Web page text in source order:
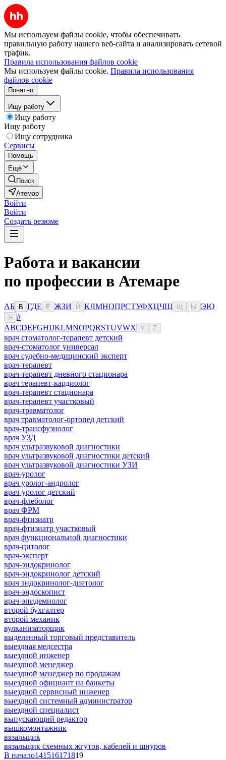
Мы используем файлы cookie, чтобы обеспечивать
правильную работу нашего веб-сайта и анализировать сетевой
трафик.
Правила использования файлов cookie
Мы используем файлы cookie. Правила использования
файлов cookie
Понятно
Ищу работу
Ищу работу
Ищу работу
Ищу сотрудника
Сервисы
Помощь
Ещё
Поиск
Атемар
Войти
Войти
Создать резюме
Работа и вакансии
по профессии в Атемаре
АБ В ГДЕ Ё ЖЗИ Й КЛМНОПРСТУФХЦЧШ Ы ЭЮ
Я
#
ABCDEFGHIJKLMNOPQRSTUVWX Y Z
врач стоматолог-терапевт детский
врач-стоматолог универсал
врач судебно-медицинский эксперт
врач-терапевт
врач-терапевт дневного стационара
врач терапевт-кардиолог
врач-терапевт стационара
врач-терапевт участковый
врач-травматолог
врач травматолог-ортопед детский
врач-трансфузиолог
врач УЗД
врач ультразвуковой диагностики
врач ультразвуковой диагностики детский
врач ультразвуковой диагностики УЗИ
врач-уролог
врач уролог-андролог
врач-уролог детский
врач-флеболог
врач ФРМ
врач-фтизиатр
врач-фтизиатр участковый
врач функциональной диагностики
врач-цитолог
врач-эксперт
врач-эндокринолог
врач-эндокринолог детский
врач эндокринолог-диетолог
врач-эндоскопист
врач-эпидемиолог
второй бухгалтер
второй механик
вулканизаторщик
выделенный торговый представитель
выездная медсестра
выездной инженер
выездной менеджер
выездной менеджер по продажам
выездной официант на банкеты
выездной сервисный инженер
выездной системный администратор
выездной специалист
выпускающий редактор
вышкомонтажник
вязальщик
вязальщик схемных жгутов, кабелей и шнуров
В начало141516171819